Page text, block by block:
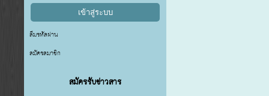
ลืมรหัสผ่าน
สมัครสมาชิก
สมัครรับข่าวสาร